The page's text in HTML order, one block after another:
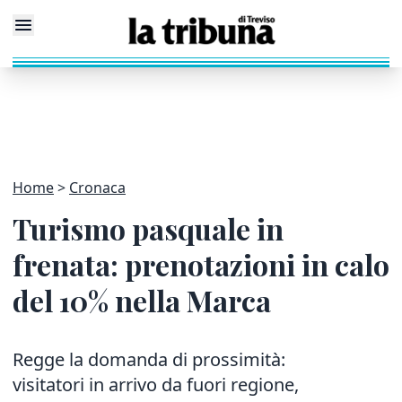
Home Cronaca
Turismo pasquale in
frenata: prenotazioni in calo
del 10% nella Marca
Regge la domanda di prossimità:
visitatori in arrivo da fuori regione,